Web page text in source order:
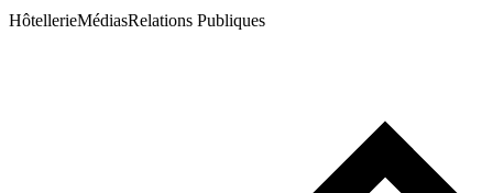
HôtellerieMédiasRelations Publiques